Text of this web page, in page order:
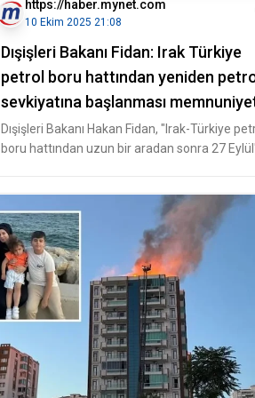
https://haber.mynet.com
10 Ekim 2025 21:08
Dışişleri Bakanı Fidan: Irak Türkiye
petrol boru hattından yeniden
sevkiyatına başlanması
verici bir gelişme
Dışişleri Bakanı Hakan Fidan, "Irak-Türkiye
boru hattından uzun bir aradan sonra 27